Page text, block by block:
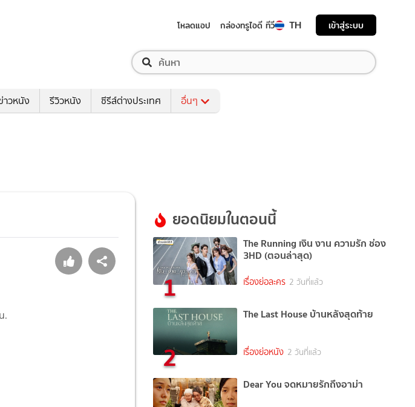
โหลดแอป กล่องทรูไอดี ทีวี TH เข้าสู่ระบบ
าวหนัง รีวิวหนัง ซีรีส์ต่างประเทศ อื่นๆ
.
ยอดนิยมในตอนนี้
1
The Running เงิน งาน ความรัก ช่อง
3HD (ตอนล่าสุด)
เรื่องย่อละคร 2 วันที่แล้ว
2
The Last House บ้านหลังสุดท้าย
เรื่องย่อหนัง 2 วันที่แล้ว
Dear You จดหมายรักถึงอาม่า